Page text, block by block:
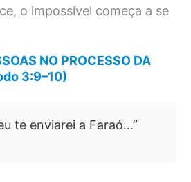
o impossível começa a se
NO PROCESSO DA
3:9–10)
te enviarei a Faraó…”